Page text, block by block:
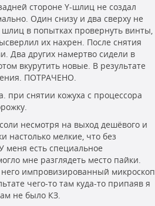
стороне Y-шлиц не создал
Один снизу и два сверху не
в попытках провернуть винты,
их нахрен. После снятия
Два других намертво сидели в
вкурутить новые. В результате
ПОТРАЧЕНО.
при снятии кожуха с процессора
несмотря на выход дешёвого и
настолько мелкие, что без
меня есть специальное
мне разглядеть место пайки.
него импровизированный микроскоп
чего-то там куда-то припаяв я
не было КЗ.